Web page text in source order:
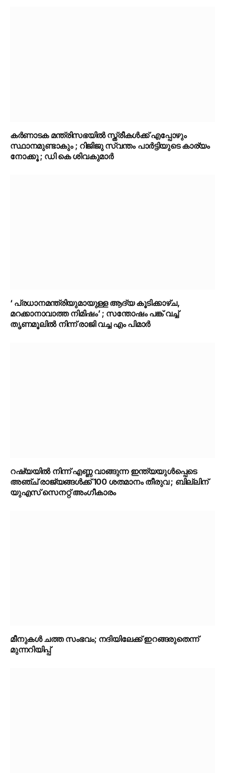
കർണാടക മന്ത്രിസഭയിൽ സ്ത്രീകൾക്ക് എപ്പോഴും
സ്ഥാനമുണ്ടാകും ; റിജിജു സ്വന്തം പാർട്ടിയുടെ കാര്യം
നോക്കൂ ; ഡി കെ ശിവകുമാർ
‘ പ്രധാനമന്ത്രിയുമായുള്ള ആദ്യ കൂടിക്കാഴ്ച,
മറക്കാനാവാത്ത നിമിഷം’ ; സന്തോഷം പങ്ക് വച്ച്
തൃണമൂലിൽ നിന്ന് രാജി വച്ച എം പിമാർ
റഷ്യയിൽ നിന്ന് എണ്ണ വാങ്ങുന്ന ഇന്ത്യയുൾപ്പെടെ
അഞ്ച് രാജ്യങ്ങൾക്ക് 100 ശതമാനം തീരുവ ; ബില്ലിന്
യുഎസ് സെനറ്റ് അംഗീകാരം
മീനുകൾ ചത്ത സംഭവം; നദിയിലേക്ക് ഇറങ്ങരുതെന്ന്
മുന്നറിയിപ്പ്